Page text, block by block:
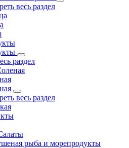
весь раздел
раздел
весь раздел
рыба и морепродукты